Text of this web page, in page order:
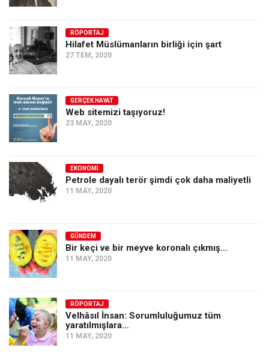
RÖPORTAJ
Hilafet Müslümanların birliği için şart
27 TEM, 2020
GERÇEK HAYAT
Web sitemizi taşıyoruz!
23 MAY, 2020
EKONOMI
Petrole dayalı terör şimdi çok daha maliyetli
11 MAY, 2020
GÜNDEM
Bir keçi ve bir meyve koronalı çıkmış…
11 MAY, 2020
RÖPORTAJ
Velhâsıl İnsan: Sorumluluğumuz tüm
yaratılmışlara…
11 MAY, 2020